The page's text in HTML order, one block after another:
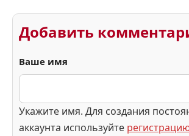
Добавить
Ваше имя
Укажите имя. Для создания
аккаунта используйте